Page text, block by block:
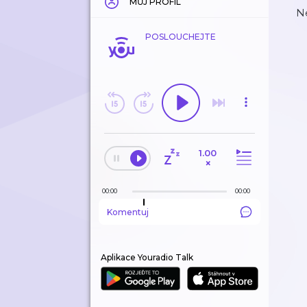
POSLOUCHEJTE
1.00
×
00:00 00:00
Komentuj
Aplikace Youradio Talk